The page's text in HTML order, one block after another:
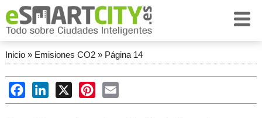
Inicio» Emisiones CO2» Página 14
FacebookLinkedIn
X PinterestEmail